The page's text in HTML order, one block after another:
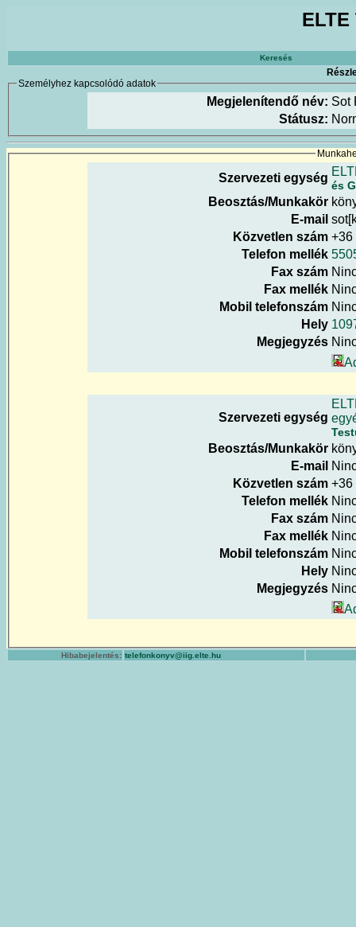
Keresés
Személyhez kapcsolódó adatok
Megjelenítendő név: Sot
Státusz:
Szervezeti egység
és
Beosztás/Munkakör
E-mail
Közvetlen szám +36
Telefon mellék
Fax szám
Fax mellék
Mobil telefonszám
Hely
Megjegyzés
Szervezeti egység
Beosztás/Munkakör
E-mail
Közvetlen szám +36
Telefon mellék
Fax szám
Fax mellék
Mobil telefonszám
Hely
Megjegyzés
Hibabejelentés: telefonkonyv@iig.elte.hu